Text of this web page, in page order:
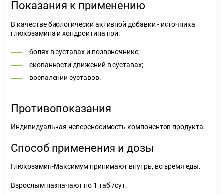
Показания к применению
В качестве биологически активной добавки - источника
глюкозамина и хондроитина при:
болях в суставах и позвоночнике;
скованности движений в суставах;
воспалении суставов.
Противопоказания
Индивидуальная непереносимость компонентов продукта.
Способ применения и дозы
Глюкозамин-Максимум принимают внутрь, во время еды.
Взрослым назначают по 1 таб./сут.